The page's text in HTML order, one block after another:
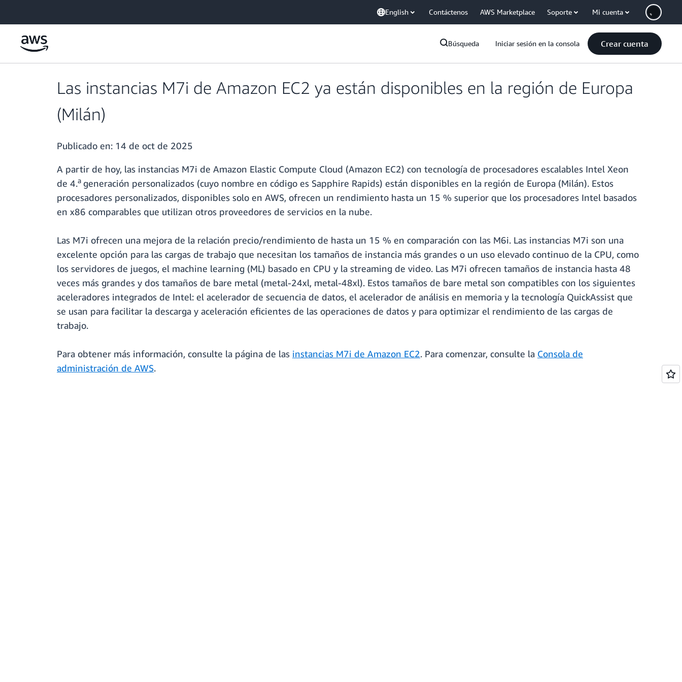
English Contáctenos AWS Marketplace Soporte Mi cuenta
Búsqueda Iniciar sesión en la consola Crear cuenta
Las instancias M7i de Amazon EC2 ya están disponibles en la región de Europa
(Milán)
Publicado en: 14 de oct de 2025
A partir de hoy, las instancias M7i de Amazon Elastic Compute Cloud (Amazon EC2) con tecnología de procesadores escalables Intel Xeon
de 4.a generación personalizados (cuyo nombre en código es Sapphire Rapids) están disponibles en la región de Europa (Milán). Estos
procesadores personalizados, disponibles solo en AWS, ofrecen un rendimiento hasta un 15 % superior que los procesadores Intel basados
en x86 comparables que utilizan otros proveedores de servicios en la nube.
Las M7i ofrecen una mejora de la relación precio/rendimiento de hasta un 15 % en comparación con las M6i. Las instancias M7i son una
excelente opción para las cargas de trabajo que necesitan los tamaños de instancia más grandes o un uso elevado continuo de la CPU, como
los servidores de juegos, el machine learning (ML) basado en CPU y la streaming de video. Las M7i ofrecen tamaños de instancia hasta 48
veces más grandes y dos tamaños de bare metal (metal-24xl, metal-48xl). Estos tamaños de bare metal son compatibles con los siguientes
aceleradores integrados de Intel: el acelerador de secuencia de datos, el acelerador de análisis en memoria y la tecnología QuickAssist que
se usan para facilitar la descarga y aceleración eficientes de las operaciones de datos y para optimizar el rendimiento de las cargas de
trabajo.
Para obtener más información, consulte la página de las instancias M7i de Amazon EC2. Para comenzar, consulte la Consola de
administración de AWS.